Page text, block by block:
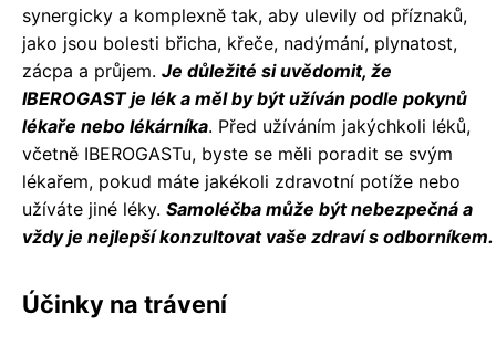
synergicky a komplexně tak, aby ulevily od příznaků,
jako jsou bolesti břicha, křeče, nadýmání, plynatost,
zácpa a průjem. Je důležité si uvědomit, že
IBEROGAST je lék a měl by být užíván podle pokynů
lékaře nebo lékárníka. Před užíváním jakýchkoli léků,
včetně IBEROGASTu, byste se měli poradit se svým
lékařem, pokud máte jakékoli zdravotní potíže nebo
užíváte jiné léky. Samoléčba může být nebezpečná a
vždy je nejlepší konzultovat vaše zdraví s odborníkem.
Účinky na trávení